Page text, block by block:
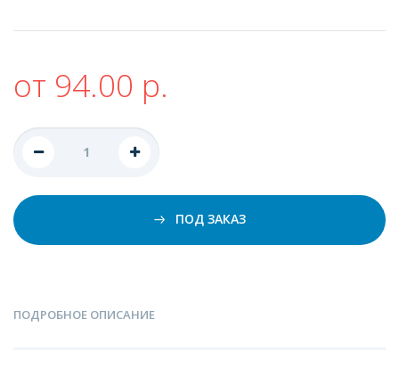
от 94.00 р.
ПОД ЗАКАЗ
ПОДРОБНОЕ ОПИСАНИЕ